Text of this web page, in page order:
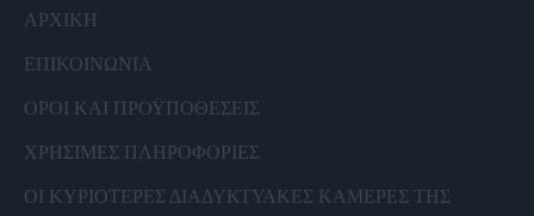
ΑΡΧΙΚΗ
ΕΠΙΚΟΙΝΩΝΙΑ
ΟΡΟΙ ΚΑΙ ΠΡΟΫΠΟΘΕΣΕΙΣ
ΧΡΗΣΙΜΕΣ ΠΛΗΡΟΦΟΡΙΕΣ
ΟΙ ΚΥΡΙΟΤΕΡΕΣ ΔΙΑΔΥΚΤΥΑΚΕΣ ΚΑΜΕΡΕΣ ΤΗΣ